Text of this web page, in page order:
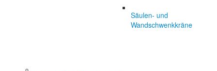
Säulen- und
Wandschwenkkräne